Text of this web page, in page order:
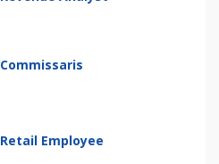
Commissaris
Retail Employee